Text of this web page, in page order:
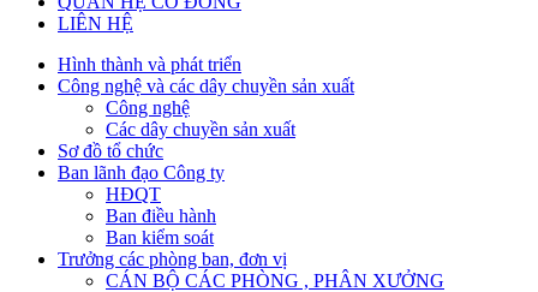
LIÊN HỆ
Hình thành và phát triển
Công nghệ và các dây chuyền sản xuất
Công nghệ
Các dây chuyền sản xuất
Sơ đồ tổ chức
Ban lãnh đạo Công ty
HĐQT
Ban điều hành
Ban kiểm soát
Trưởng các phòng ban, đơn vị
CÁN BỘ CÁC PHÒNG , PHÂN XƯỞNG